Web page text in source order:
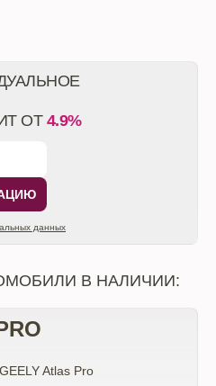
ОТ 4.9%
данных
В НАЛИЧИИ: